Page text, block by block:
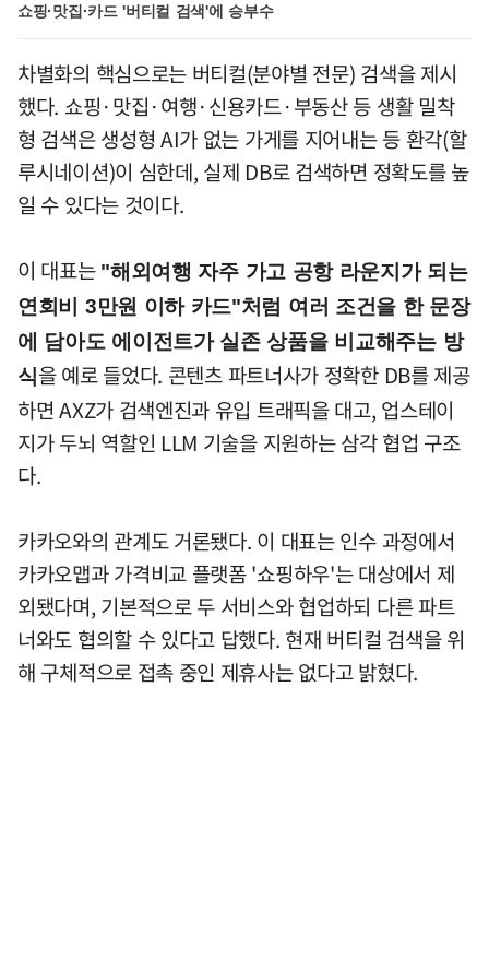
쇼핑·맛집·카드 '버티컬 검색'에 승부수
차별화의 핵심으로는 버티컬(분야별 전문) 검색을 제시
했다. 쇼핑·맛집·여행·신용카드·부동산 등 생활 밀착
형 검색은 생성형 AI가 없는 가게를 지어내는 등 환각(할
루시네이션)이 심한데, 실제 DB로 검색하면 정확도를 높
일 수 있다는 것이다.
이 대표는 "해외여행 자주 가고 공항 라운지가 되는
연회비 3만원 이하 카드"처럼 여러 조건을 한 문장
에 담아도 에이전트가 실존 상품을 비교해주는 방
식을 예로 들었다. 콘텐츠 파트너사가 정확한 DB를 제공
하면 AXZ가 검색엔진과 유입 트래픽을 대고, 업스테이
지가 두뇌 역할인 LLM 기술을 지원하는 삼각 협업 구조
다.
카카오와의 관계도 거론됐다. 이 대표는 인수 과정에서
카카오맵과 가격비교 플랫폼 '쇼핑하우'는 대상에서 제
외됐다며, 기본적으로 두 서비스와 협업하되 다른 파트
너와도 협의할 수 있다고 답했다. 현재 버티컬 검색을 위
해 구체적으로 접촉 중인 제휴사는 없다고 밝혔다.